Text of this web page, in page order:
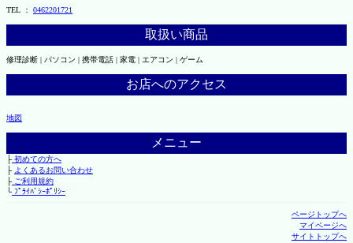
TEL ： 0462201721
取扱い商品
修理診断 | パソコン | 携帯電話 | 家電 | エアコン | ゲーム
お店へのアクセス
地図
メニュー
├初めての方へ
├ よくあるお問い合わせ
├ご利用規約
└ﾌﾟﾗｲﾊﾞｼｰﾎﾟﾘｼｰ
ページトップへ
マイページへ
サイトトップへ